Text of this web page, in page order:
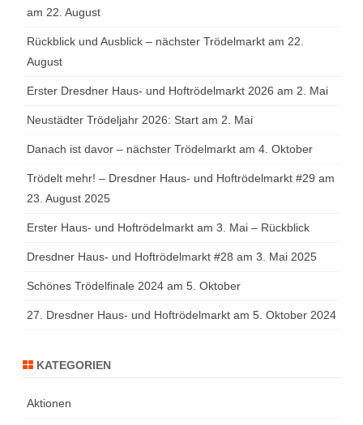
am 22. August
Rückblick und Ausblick – nächster Trödelmarkt am 22.
August
Erster Dresdner Haus- und Hoftrödelmarkt 2026 am 2. Mai
Neustädter Trödeljahr 2026: Start am 2. Mai
Danach ist davor – nächster Trödelmarkt am 4. Oktober
Trödelt mehr! – Dresdner Haus- und Hoftrödelmarkt #29 am
23. August 2025
Erster Haus- und Hoftrödelmarkt am 3. Mai – Rückblick
Dresdner Haus- und Hoftrödelmarkt #28 am 3. Mai 2025
Schönes Trödelfinale 2024 am 5. Oktober
27. Dresdner Haus- und Hoftrödelmarkt am 5. Oktober 2024
KATEGORIEN
Aktionen